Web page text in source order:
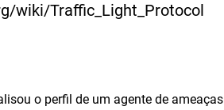
wiki/Traffic_Light_Protocol
o perfil de um agente de ameaças